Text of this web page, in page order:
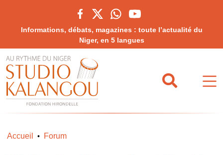
Informations, débats, magazines : toute l’actualité du
Niger, en 5 langues
Accueil • Forum